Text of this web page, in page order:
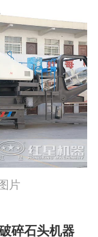
片
碎石头机器